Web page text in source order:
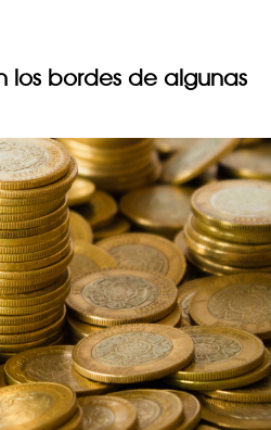
los bordes de algunas